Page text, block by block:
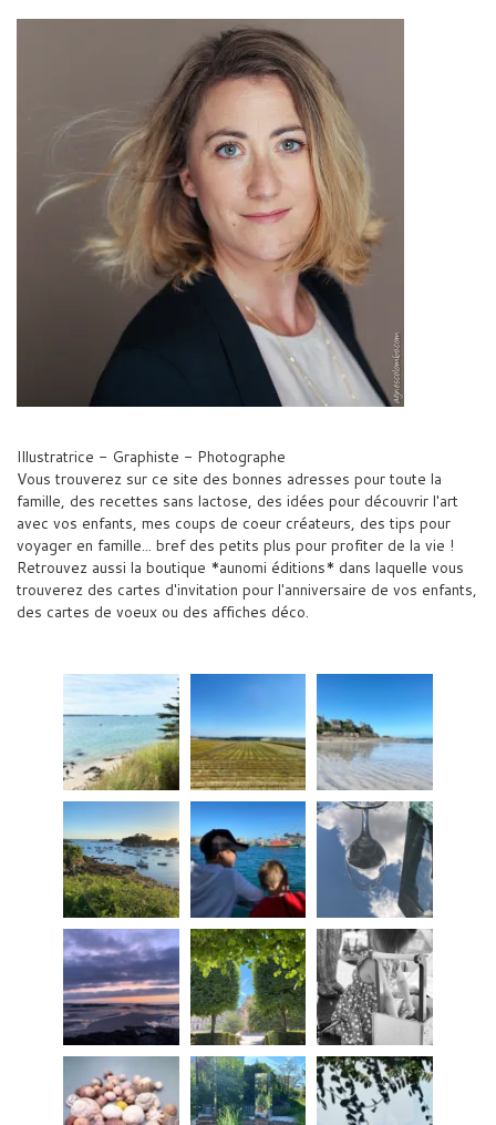
Illustratrice - Graphiste - Photographe
Vous trouverez sur ce site des bonnes adresses pour toute la
famille, des recettes sans lactose, des idées pour découvrir l'art
avec vos enfants, mes coups de coeur créateurs, des tips pour
voyager en famille... bref des petits plus pour profiter de la vie !
Retrouvez aussi la boutique *aunomi éditions* dans laquelle vous
trouverez des cartes d'invitation pour l'anniversaire de vos enfants,
des cartes de voeux ou des affiches déco.